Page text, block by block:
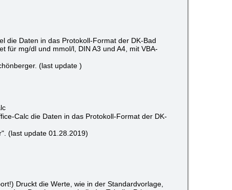
die Daten in das Protokoll-Format der DK-Bad
für mg/dl und mmol/l, DIN A3 und A4, mit VBA-
(last update )
Calc die Daten in das Protokoll-Format der DK-
(last update 01.28.2019)
Druckt die Werte, wie in der Standardvorlage,